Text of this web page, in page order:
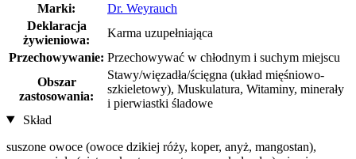
Marki:
Dr. Weyrauch
Deklaracja
żywieniowa:
Karma uzupełniająca
Przechowywanie: Przechowywać w chłodnym i suchym miejscu
Obszar
zastosowania:
Stawy/więzadła/ścięgna (układ mięśniowo-
szkieletowy), Muskulatura, Witaminy, minerały
i pierwiastki śladowe
Skład
suszone owoce (owoce dzikiej róży, koper, anyż, mangostan),